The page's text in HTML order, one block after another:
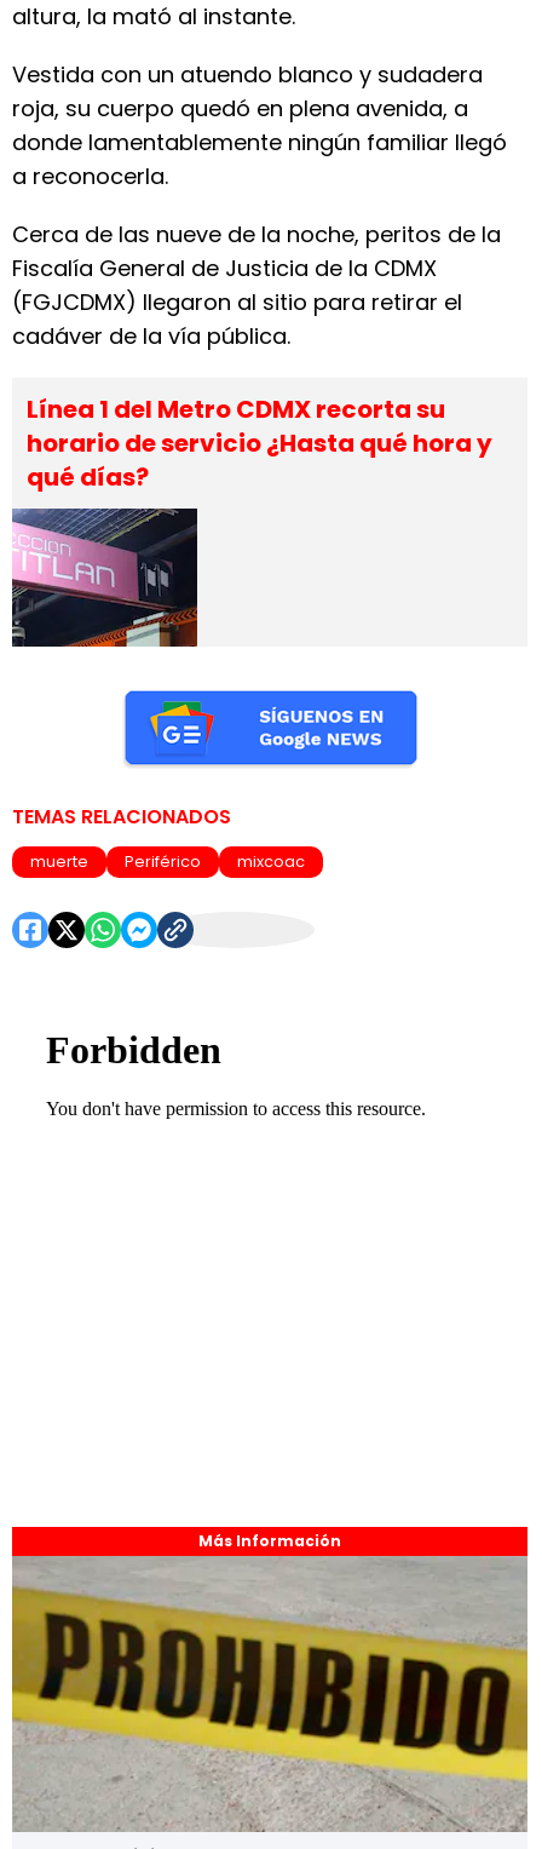
Más Información
altura, la mató al instante.
Vestida con un atuendo blanco y sudadera
roja, su cuerpo quedó en plena avenida, a
donde lamentablemente ningún familiar llegó
a reconocerla.
Cerca de las nueve de la noche, peritos de la
Fiscalía General de Justicia de la CDMX
(FGJCDMX) llegaron al sitio para retirar el
cadáver de la vía pública.
Línea 1 del Metro CDMX recorta su
horario de servicio ¿Hasta qué hora y
qué días?
TEMAS RELACIONADOS
muerte Periférico mixcoac